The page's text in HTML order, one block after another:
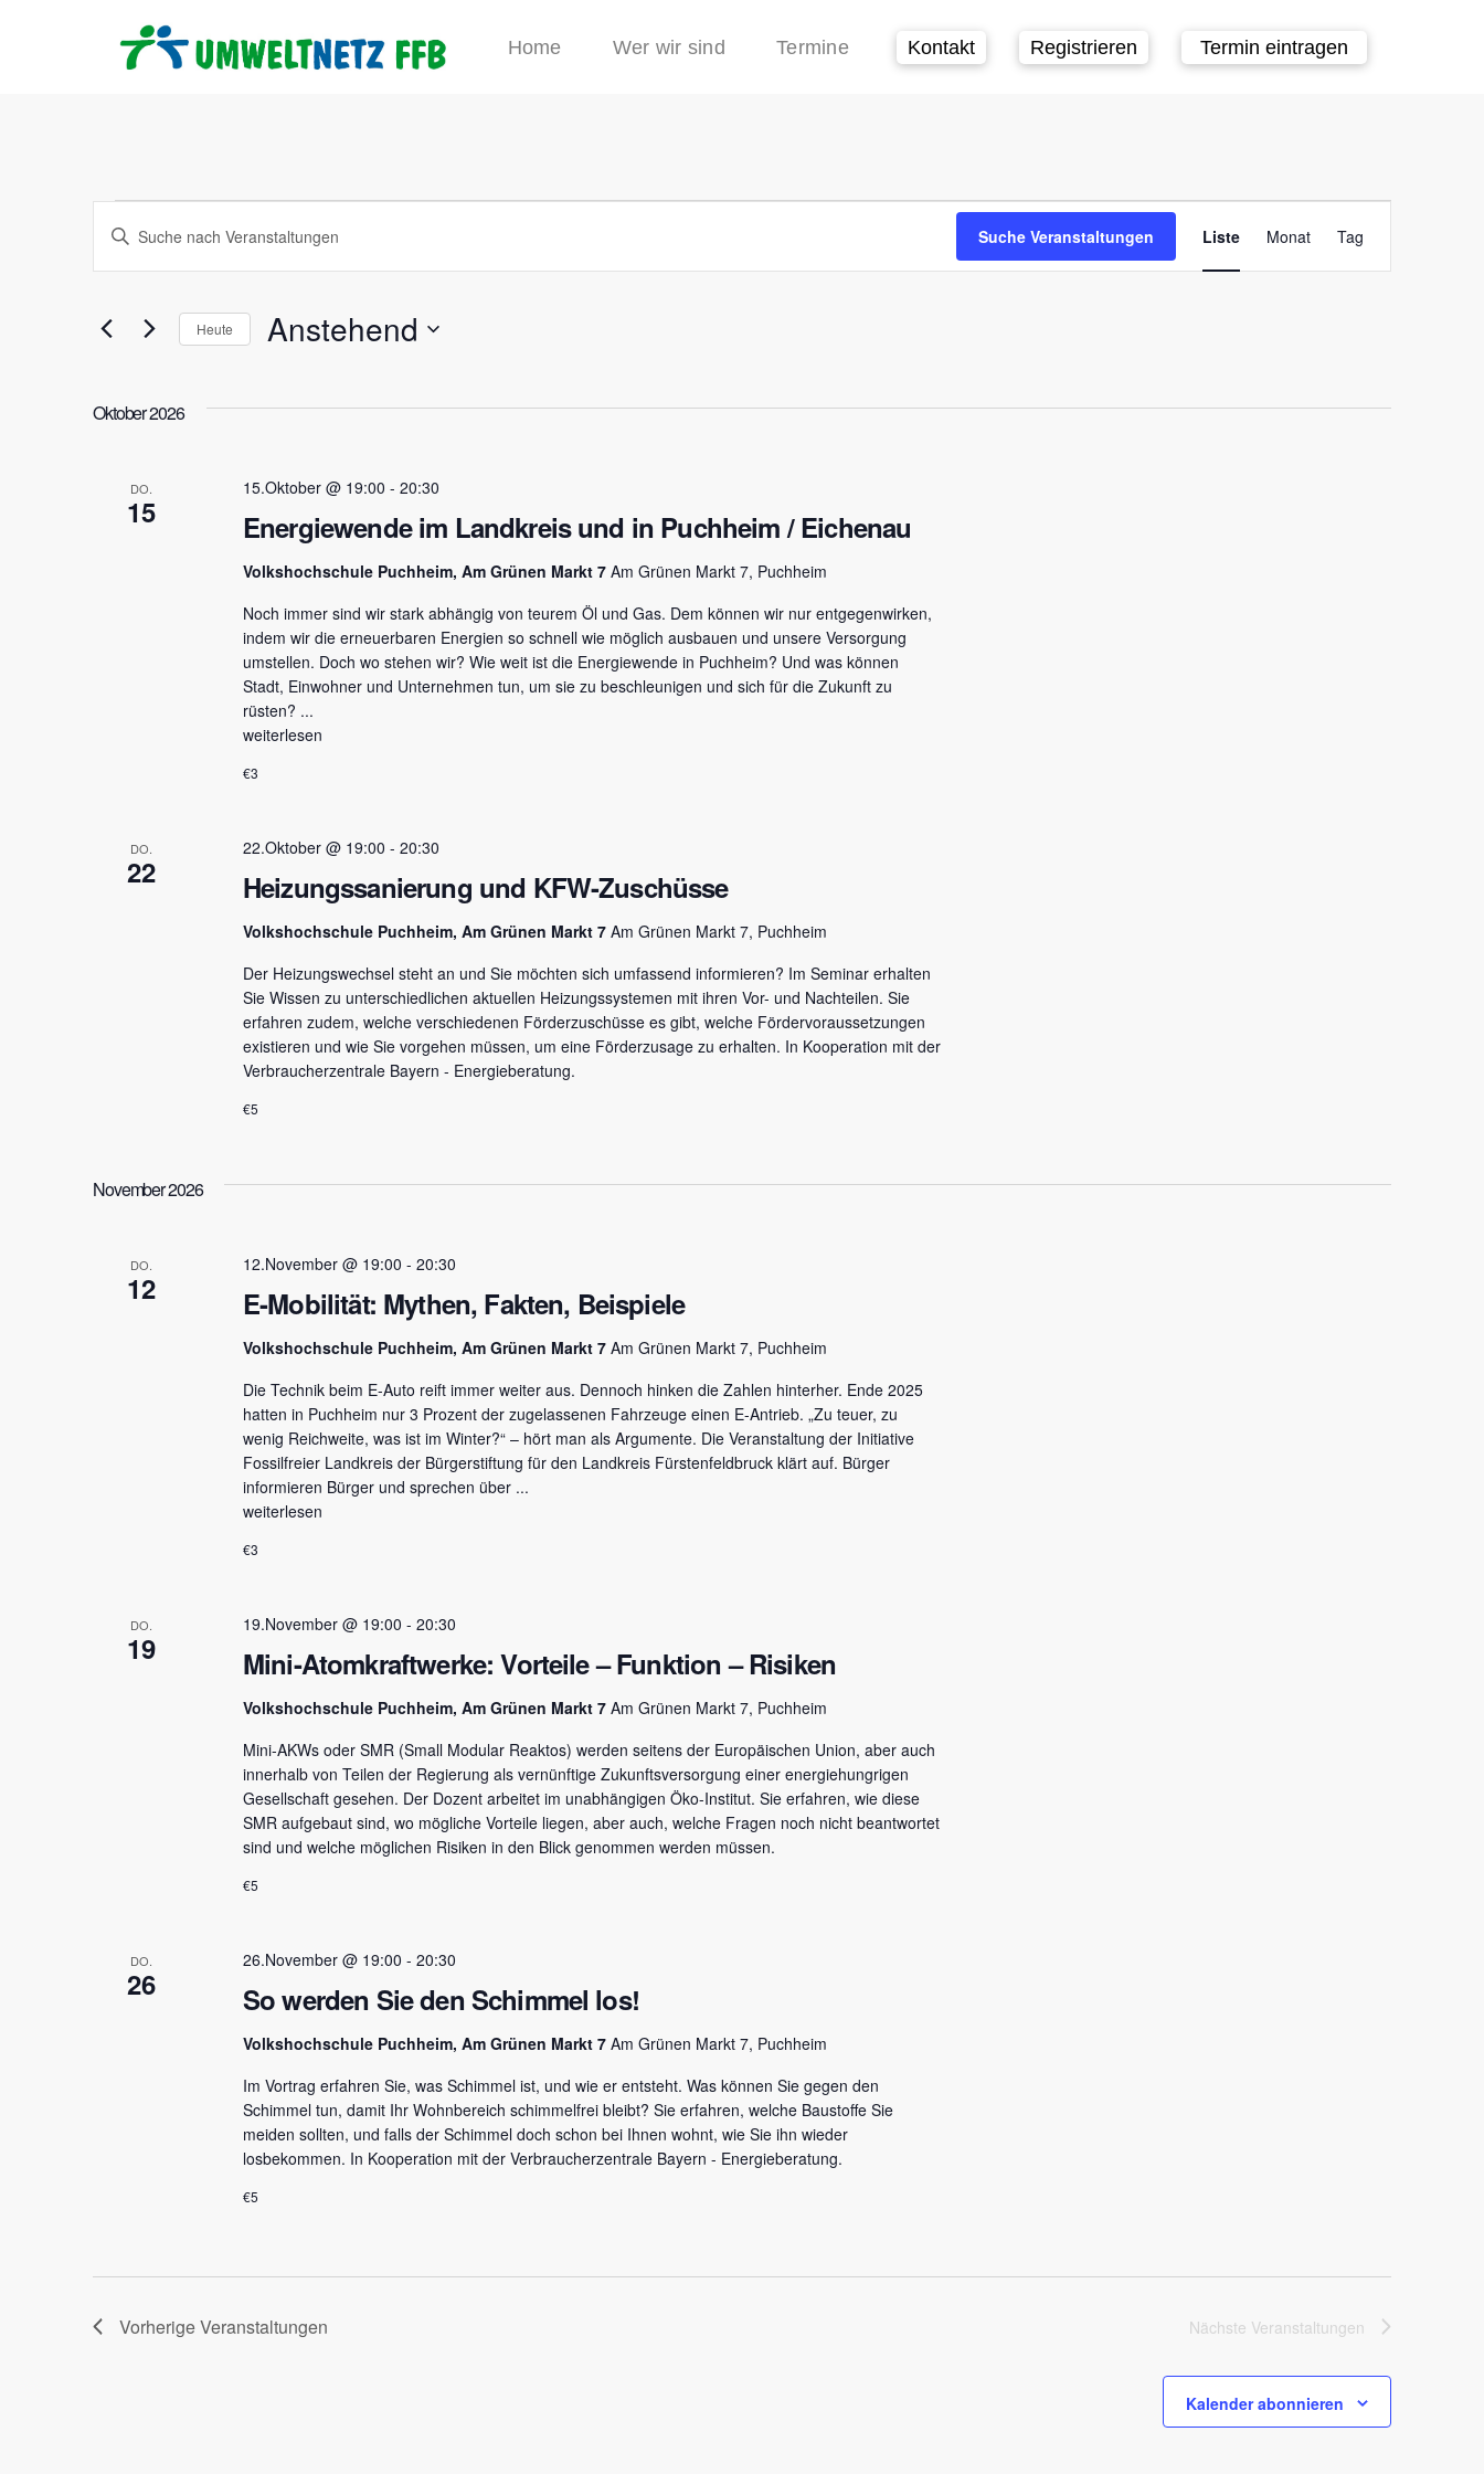
Home Wer wir sind Termine Kontakt Registrieren Termin eintragen
Veranstaltungen
Veranstaltungen
Suche
und
Bitte
nach
Suche Veranstaltungen
Veranstaltung
Ansichten-
Liste Monat Tag
Heute Anstehend
Oktober 2026
DO.
15 Energiewende im Landkreis und in Puchheim / Eichenau
15.Oktober @ 19:00 - 20:30
Volkshochschule Puchheim, Am Grünen Markt 7 Am Grünen Markt 7, Puchheim
Noch immer sind wir stark abhängig von teurem Öl und Gas. Dem können wir nur entgegenwirken,
indem wir die erneuerbaren Energien so schnell wie möglich ausbauen und unsere Versorgung
umstellen. Doch wo stehen wir? Wie weit ist die Energiewende in Puchheim? Und was können
Stadt, Einwohner und Unternehmen tun, um sie zu beschleunigen und sich für die Zukunft zu
rüsten? ...
weiterlesen
€3
DO.
22 Heizungssanierung und KFW-Zuschüsse
22.Oktober @ 19:00 - 20:30
Volkshochschule Puchheim, Am Grünen Markt 7 Am Grünen Markt 7, Puchheim
Der Heizungswechsel steht an und Sie möchten sich umfassend informieren? Im Seminar erhalten
Sie Wissen zu unterschiedlichen aktuellen Heizungssystemen mit ihren Vor- und Nachteilen. Sie
erfahren zudem, welche verschiedenen Förderzuschüsse es gibt, welche Fördervoraussetzungen
existieren und wie Sie vorgehen müssen, um eine Förderzusage zu erhalten. In Kooperation mit der
Verbraucherzentrale Bayern - Energieberatung.
€5
November 2026
DO.
12 E-Mobilität: Mythen, Fakten, Beispiele
12.November @ 19:00 - 20:30
Volkshochschule Puchheim, Am Grünen Markt 7 Am Grünen Markt 7, Puchheim
Die Technik beim E-Auto reift immer weiter aus. Dennoch hinken die Zahlen hinterher. Ende 2025
hatten in Puchheim nur 3 Prozent der zugelassenen Fahrzeuge einen E-Antrieb. „Zu teuer, zu
wenig Reichweite, was ist im Winter?“ – hört man als Argumente. Die Veranstaltung der Initiative
Fossilfreier Landkreis der Bürgerstiftung für den Landkreis Fürstenfeldbruck klärt auf. Bürger
informieren Bürger und sprechen über ...
weiterlesen
€3
DO.
19 Mini-Atomkraftwerke: Vorteile – Funktion – Risiken
19.November @ 19:00 - 20:30
Volkshochschule Puchheim, Am Grünen Markt 7 Am Grünen Markt 7, Puchheim
Mini-AKWs oder SMR (Small Modular Reaktos) werden seitens der Europäischen Union, aber auch
innerhalb von Teilen der Regierung als vernünftige Zukunftsversorgung einer energiehungrigen
Gesellschaft gesehen. Der Dozent arbeitet im unabhängigen Öko-Institut. Sie erfahren, wie diese
SMR aufgebaut sind, wo mögliche Vorteile liegen, aber auch, welche Fragen noch nicht beantwortet
sind und welche möglichen Risiken in den Blick genommen werden müssen.
€5
DO.
26 So werden Sie den Schimmel los!
26.November @ 19:00 - 20:30
Volkshochschule Puchheim, Am Grünen Markt 7 Am Grünen Markt 7, Puchheim
Im Vortrag erfahren Sie, was Schimmel ist, und wie er entsteht. Was können Sie gegen den
Schimmel tun, damit Ihr Wohnbereich schimmelfrei bleibt? Sie erfahren, welche Baustoffe Sie
meiden sollten, und falls der Schimmel doch schon bei Ihnen wohnt, wie Sie ihn wieder
losbekommen. In Kooperation mit der Verbraucherzentrale Bayern - Energieberatung.
€5
VorherigeVeranstaltungen Nächste Veranstaltungen
Kalender abonnieren